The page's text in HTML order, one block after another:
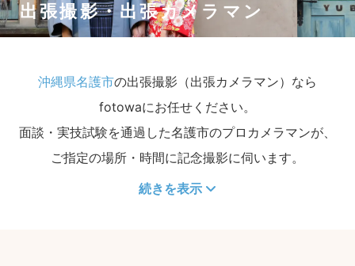
出張撮影・出張カメラマン
沖縄県名護市の出張撮影（出張カメラマン）なら
fotowaにお任せください。
面談・実技試験を通過した名護市のプロカメラマンが、
ご指定の場所・時間に記念撮影に伺います。
続きを表示